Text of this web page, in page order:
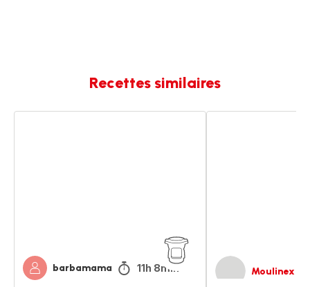
Recettes similaires
barbamama 11h 8min Moulinex